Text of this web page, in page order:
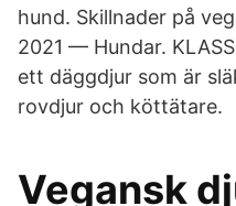
hund. Skillnader på
2021 — Hundar.
ett däggdjur som är
rovdjur och köttätare.
Vegansk